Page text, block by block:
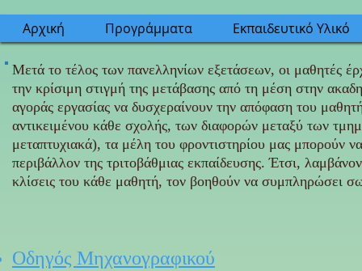
Αρχική Προγράμματα Εκπαιδευτικό Υλικό
Μετά το τέλος των πανελληνίων εξετάσεων, οι μαθητές
την κρίσιμη στιγμή της μετάβασης από τη μέση στην
αγοράς εργασίας να δυσχεραίνουν την απόφαση του
αντικειμένου κάθε σχολής, των διαφορών μεταξύ των
μεταπτυχιακά), τα μέλη του φροντιστηρίου μας μπορούν
περιβάλλον της τριτοβάθμιας εκπαίδευσης. Έτσι,
κλίσεις του κάθε μαθητή, τον βοηθούν να συμπληρώσει
Οδηγός Μηχανογραφικού